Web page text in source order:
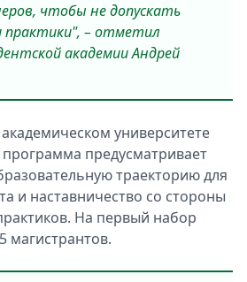
чтобы не допускать
практики", – отметил
академии Андрей
университете
предусматривает
траекторию для
и наставничество со стороны
На первый набор
магистрантов.